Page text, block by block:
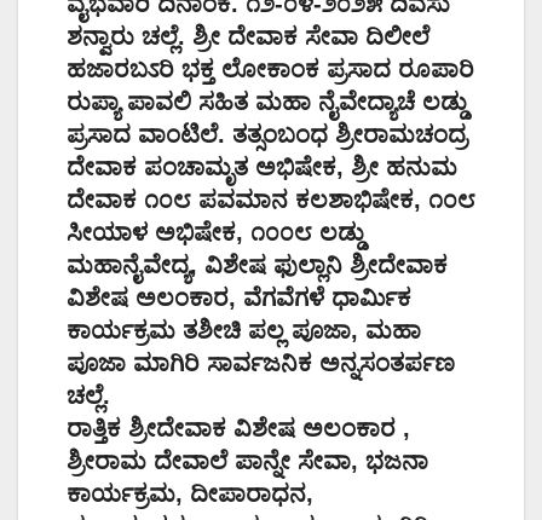
ಶನ್ವಾರು ಚಲ್ಲೆ. ಶ್ರೀ ದೇವಾಕ ಸೇವಾ ದಿಲೀಲೆ
ಹಜಾರಬಽರಿ ಭಕ್ತ ಲೋಕಾಂಕ ಪ್ರಸಾದ ರೂಪಾರಿ
ರುಪ್ಯಾ ಪಾವಲಿ ಸಹಿತ ಮಹಾ ನೈವೇದ್ಯಾಚೆ ಲಡ್ಡು
ಪ್ರಸಾದ ವಾಂಟಿಲೆ. ತತ್ಸಂಬಂಧ ಶ್ರೀರಾಮಚಂದ್ರ
ದೇವಾಕ ಪಂಚಾಮೃತ ಅಭಿಷೇಕ, ಶ್ರೀ ಹನುಮ
ದೇವಾಕ ೧೦೮ ಪವಮಾನ ಕಲಶಾಭಿಷೇಕ, ೧೦೮
ಸೀಯಾಳ ಅಭಿಷೇಕ, ೧೦೦೮ ಲಡ್ಡು
ಮಹಾನೈವೇದ್ಯ, ವಿಶೇಷ ಫುಲ್ಲಾನಿ ಶ್ರೀದೇವಾಕ
ವಿಶೇಷ ಅಲಂಕಾರ, ವೆಗವೆಗಳೆ ಧಾರ್ಮಿಕ
ಕಾರ್ಯಕ್ರಮ ತಶೀಚಿ ಪಲ್ಲ ಪೂಜಾ, ಮಹಾ
ಪೂಜಾ ಮಾಗಿರಿ ಸಾರ್ವಜನಿಕ ಅನ್ನಸಂತರ್ಪಣ
ಚಲ್ಲೆ.
ರಾತ್ತಿಕ ಶ್ರೀದೇವಾಕ ವಿಶೇಷ ಅಲಂಕಾರ ,
ಶ್ರೀರಾಮ ದೇವಾಲೆ ಪಾನ್ನೇ ಸೇವಾ, ಭಜನಾ
ಕಾರ್ಯಕ್ರಮ, ದೀಪಾರಾಧನ,